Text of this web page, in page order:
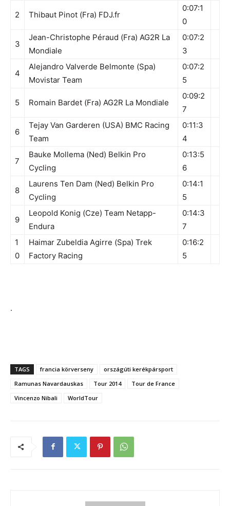
2 Thibaut Pinot (Fra) FDJ.fr
0:07:1
0
3
Jean-Christophe Péraud (Fra) AG2R La
Mondiale
0:07:2
3
4
Alejandro Valverde Belmonte (Spa)
Movistar Team
0:07:2
5
5 Romain Bardet (Fra) AG2R La Mondiale
0:09:2
7
6
Tejay Van Garderen (USA) BMC Racing
Team
0:11:3
4
7
Bauke Mollema (Ned) Belkin Pro
Cycling
0:13:5
6
8
Laurens Ten Dam (Ned) Belkin Pro
Cycling
0:14:1
5
9
Leopold Konig (Cze) Team Netapp-
Endura
0:14:3
7
1
0
Haimar Zubeldia Agirre (Spa) Trek
Factory Racing
0:16:2
5
.
TAGS francia körverseny
országúti kerékpársport
Ramunas Navardauskas
Tour 2014
Tour de France
Vincenzo Nibali
WorldTour